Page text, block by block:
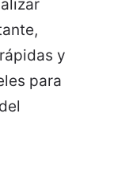
y
para